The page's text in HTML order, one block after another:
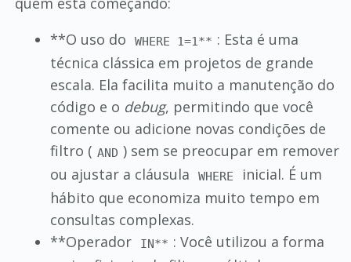
**O uso do
WHERE 1=1** : Esta é uma
técnica clássica em projetos de grande
escala. Ela facilita muito a manutenção do
código e o debug, permitindo que você
comente ou adicione novas condições de
filtro ( AND ) sem se preocupar em remover
ou ajustar a cláusula
WHERE
inicial. É um
hábito que economiza muito tempo em
consultas complexas.
**Operador
IN** : Você utilizou a forma